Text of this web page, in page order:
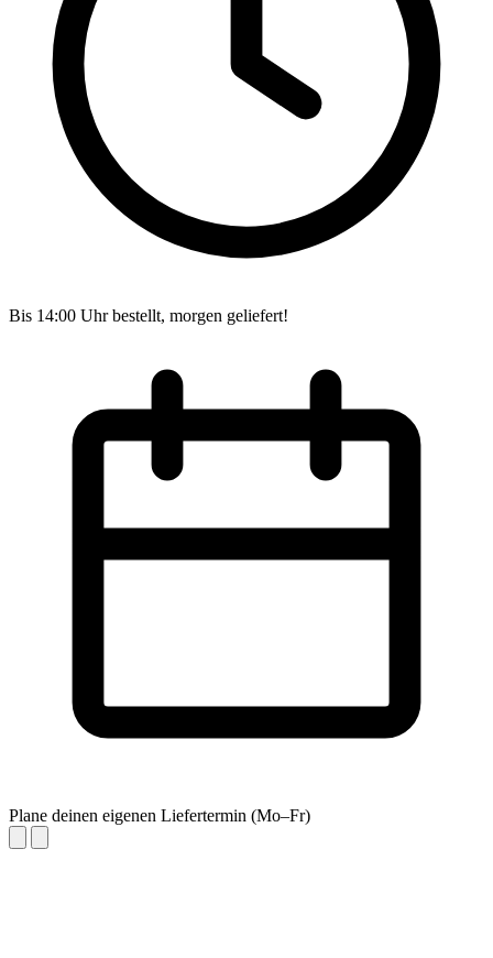
Bis 14:00 Uhr bestellt, morgen geliefert!
Plane deinen eigenen Liefertermin (Mo–Fr)